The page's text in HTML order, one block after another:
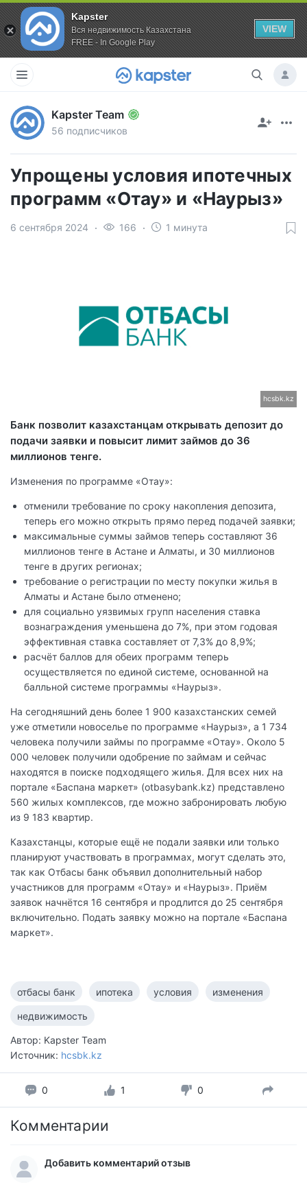
Kapster
Вся недвижимость Казахстана
FREE - In Google Play
VIEW
Kapster Team
56 подписчиков
Упрощены условия ипотечных
программ «Отау» и «Наурыз»
6 сентября 2024 166 1 минута
hcsbk.kz
Банк позволит казахстанцам открывать депозит до
подачи заявки и повысит лимит займов до 36
миллионов тенге.
Изменения по программе «Отау»:
отменили требование по сроку накопления депозита,
теперь его можно открыть прямо перед подачей заявки;
максимальные суммы займов теперь составляют 36
миллионов тенге в Астане и Алматы, и 30 миллионов
тенге в других регионах;
требование о регистрации по месту покупки жилья в
Алматы и Астане было отменено;
для социально уязвимых групп населения ставка
вознаграждения уменьшена до 7%, при этом годовая
эффективная ставка составляет от 7,3% до 8,9%;
расчёт баллов для обеих программ теперь
осуществляется по единой системе, основанной на
балльной системе программы «Наурыз».
На сегодняшний день более 1 900 казахстанских семей
уже отметили новоселье по программе «Наурыз», а 1 734
человека получили займы по программе «Отау». Около 5
000 человек получили одобрение по займам и сейчас
находятся в поиске подходящего жилья. Для всех них на
портале «Баспана маркет» (otbasybank.kz) представлено
560 жилых комплексов, где можно забронировать любую
из 9 183 квартир.
Казахстанцы, которые ещё не подали заявки или только
планируют участвовать в программах, могут сделать это,
так как Отбасы банк объявил дополнительный набор
участников для программ «Отау» и «Наурыз». Приём
заявок начнётся 16 сентября и продлится до 25 сентября
включительно. Подать заявку можно на портале «Баспана
маркет».
отбасы банк ипотека условия изменения
недвижимость
Автор: Kapster Team
Источник: hcsbk.kz
0 1 0
Комментарии
Добавить комментарий отзыв